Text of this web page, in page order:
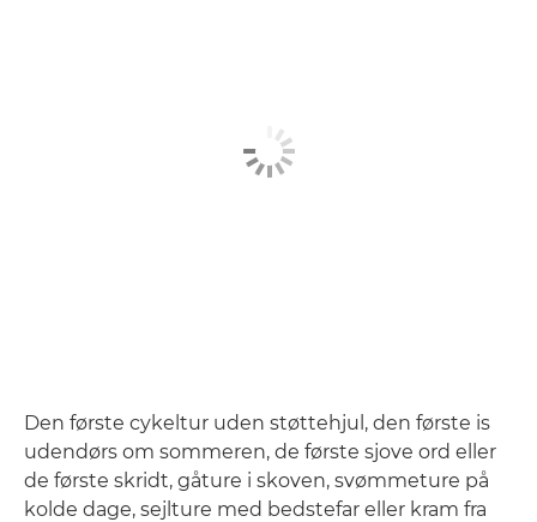
Den første cykeltur uden støttehjul, den første is
udendørs om sommeren, de første sjove ord eller
de første skridt, gåture i skoven, svømmeture på
kolde dage, sejlture med bedstefar eller kram fra